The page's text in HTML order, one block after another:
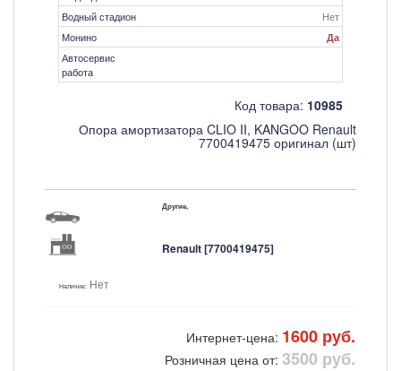
Водный стадион
Нет
Монино
Да
Автосервис
работа
Код товара: 10985
Опора амортизатора CLIO II, KANGOO Renault
7700419475 оригинал (шт)
Другие,
Renault [7700419475]
Наличие: Нет
Интернет-цена: 1600 руб.
Розничная цена от: 3500 руб.